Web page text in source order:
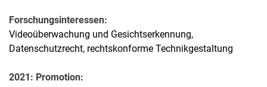
Personen
Jahresberichte
Forschungsinteressen:
Videoüberwachung und Gesichtserkennung,
Datenschutzrecht, rechtskonforme Technikgestaltung
2021: Promotion: